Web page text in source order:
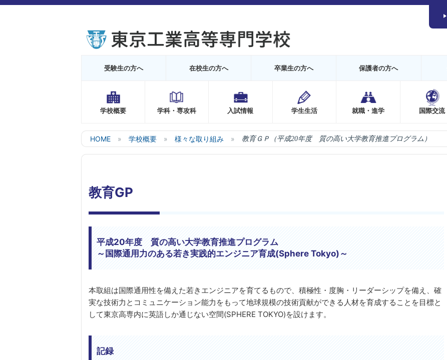
受験生の方へ 在校生の方へ 卒業生の方へ 保護者の方へ
学校概要 学科・専攻科 入試情報 学生生活 就職・進学 国際交流
HOME 学校概要 様々な取り組み 教育ＧＰ（平成20年度 質の高い大学教育推進プログラム）
教育GP
平成20年度 質の高い大学教育推進プログラム
～国際通用力のある若き実践的エンジニア育成(Sphere Tokyo)～
本取組は国際通用性を備えた若きエンジニアを育てるもので、積極性・度胸・リーダーシップを備え、確
実な技術力とコミュニケーション能力をもって地球規模の技術貢献ができる人材を育成することを目標と
して東京高専内に英語しか通じない空間(SPHERE TOKYO)を設けます。
記録